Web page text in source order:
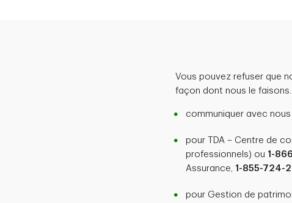
Vous pouvez refuser que
façon dont nous le
communiquer avec
pour TDA – Centre de
professionnels) ou 1-
Assurance, 1-855-724-
pour Gestion de